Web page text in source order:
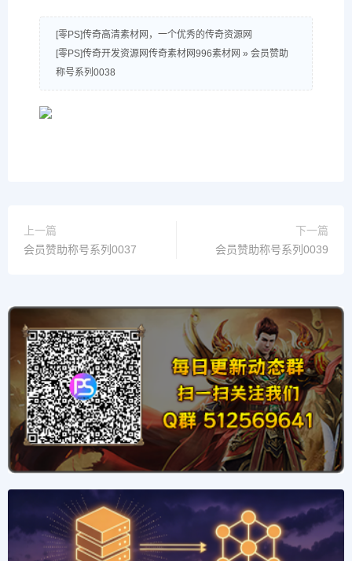
[零PS]传奇高清素材网，一个优秀的传奇资源网
[零PS]传奇开发资源网传奇素材网996素材网 » 会员赞助
称号系列0038
上一篇
会员赞助称号系列0037
下一篇
会员赞助称号系列0039